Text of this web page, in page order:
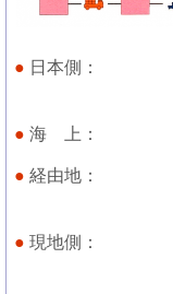
日本側
海 上
経由地
現地側